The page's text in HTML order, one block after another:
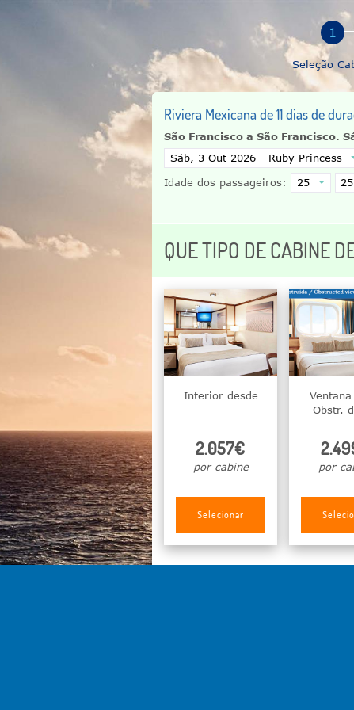
Seleção
Riviera Mexicana de 11 dias de
São Francisco a São Francisco.
Idade dos passageiros:
QUE TIPO DE CABINE
Interior desde
2.057€
por cabine
Selecionar
Obstr.
por